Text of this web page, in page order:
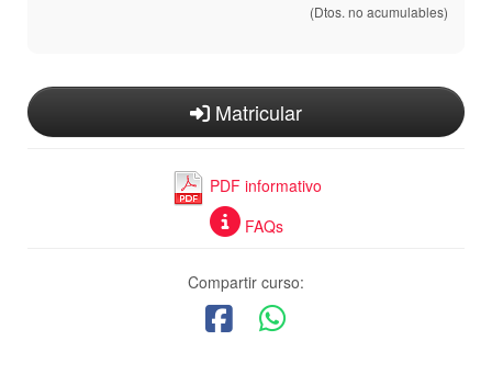
(Dtos. no acumulables)
Matricular
PDF informativo
FAQs
Compartir curso: